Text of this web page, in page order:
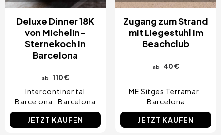
Deluxe Dinner 18K
von Michelin-
Sternekoch in
Barcelona
ab
110 €
Intercontinental
Barcelona
Barcelona
JETZT KAUFEN
Zugang zum Strand
mit Liegestuhl im
Beachclub
ab 40 €
ME Sitges Terramar
Barcelona
JETZT KAUFEN